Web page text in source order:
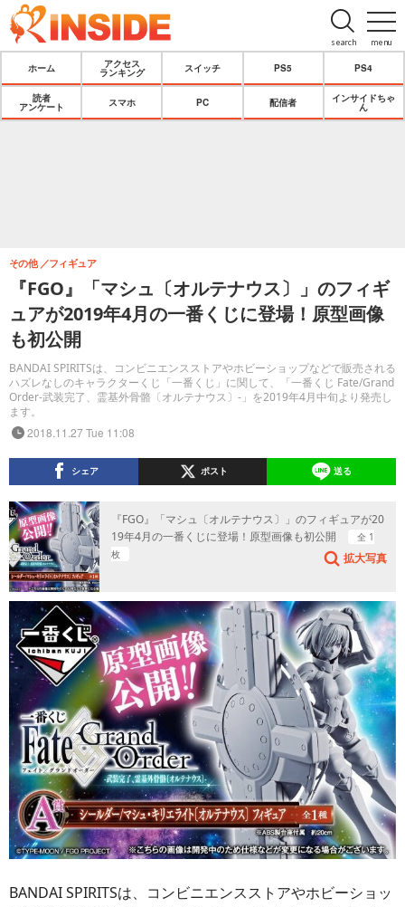
menu
search
ホーム
アクセス
ランキング
スイッチ PS5 PS4
読者
アンケート
スマホ PC 配信者
インサイドちゃ
ん
『FGO』「マシュ〔オルテナウス〕」のフィギ
ュアが2019年4月の一番くじに登場！原型画像
も初公開
BANDAI SPIRITSは、コンビニエンスストアやホビーショップなどで販売される
ハズレなしのキャラクターくじ「一番くじ」に関して、「一番くじ Fate/Grand
Order-武装完了、霊基外骨骼〔オルテナウス〕-」を2019年4月中旬より発売し
ます。
その他 フィギュア
2018.11.27 Tue 11:08
シェア ポスト 送る
『FGO』「マシュ〔オルテナウス〕」のフィギュアが20
19年4月の一番くじに登場！原型画像も初公開
全 1
枚
拡大写真
BANDAI SPIRITSは、コンビニエンスストアやホビーショッ